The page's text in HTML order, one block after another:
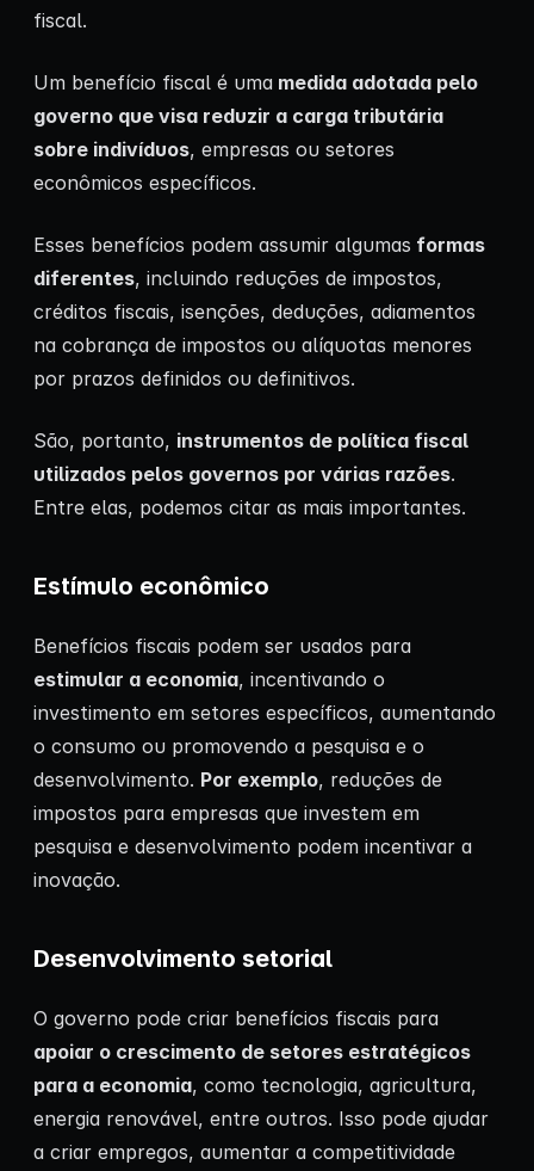
fiscal.
Um benefício fiscal é uma medida adotada pelo
governo que visa reduzir a carga tributária
sobre indivíduos, empresas ou setores
econômicos específicos.
Esses benefícios podem assumir algumas formas
diferentes, incluindo reduções de impostos,
créditos fiscais, isenções, deduções, adiamentos
na cobrança de impostos ou alíquotas menores
por prazos definidos ou definitivos.
São, portanto, instrumentos de política fiscal
utilizados pelos governos por várias razões.
Entre elas, podemos citar as mais importantes.
Estímulo econômico
Benefícios fiscais podem ser usados para
estimular a economia, incentivando o
investimento em setores específicos, aumentando
o consumo ou promovendo a pesquisa e o
desenvolvimento. Por exemplo, reduções de
impostos para empresas que investem em
pesquisa e desenvolvimento podem incentivar a
inovação.
Desenvolvimento setorial
O governo pode criar benefícios fiscais para
apoiar o crescimento de setores estratégicos
para a economia, como tecnologia, agricultura,
energia renovável, entre outros. Isso pode ajudar
a criar empregos, aumentar a competitividade